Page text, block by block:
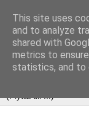
This site uses
and to analyze
shared with
metrics to
statistics, and to